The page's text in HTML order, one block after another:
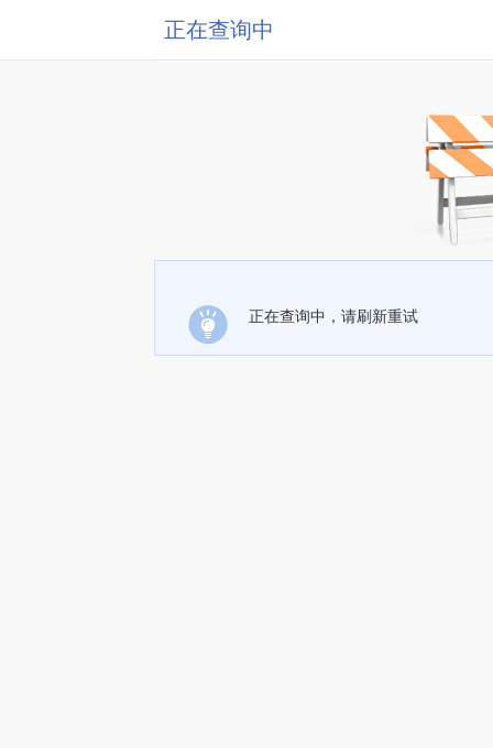
正在查询中
正在查询中，请刷新重试